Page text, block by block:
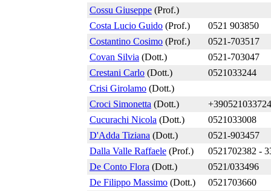
Cossu Giuseppe (Prof.)
Costa Lucio Guido (Prof.)
0521 903850
Costantino Cosimo (Prof.)
0521-703517
Covan Silvia (Dott.)
0521-703047
Crestani Carlo (Dott.)
0521033244
Crisi Girolamo (Dott.)
Croci Simonetta (Dott.)
Cucurachi Nicola (Dott.)
0521033008
D'Adda Tiziana (Dott.)
0521-903457
Dalla Valle Raffaele (Prof.)
0521702382 -
De Conto Flora (Dott.)
0521/033496
De Filippo Massimo (Dott.)
0521703660